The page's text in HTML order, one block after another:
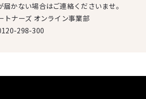
届かない場合はご連絡くださいませ。
ナーズ オンライン事業部
298-300